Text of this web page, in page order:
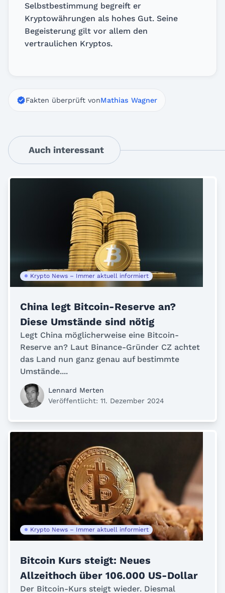
Selbstbestimmung begreift er
Kryptowährungen als hohes Gut. Seine
Begeisterung gilt vor allem den
vertraulichen Kryptos.
Fakten überprüft vonMathias Wagner
Auch interessant
Krypto News – Immer aktuell informiert
China legt Bitcoin-Reserve an?
Diese Umstände sind nötig
Legt China möglicherweise eine Bitcoin-
Reserve an? Laut Binance-Gründer CZ achtet
das Land nun ganz genau auf bestimmte
Umstände....
Lennard Merten
Veröffentlicht: 11. Dezember 2024
Krypto News – Immer aktuell informiert
Bitcoin Kurs steigt: Neues
Allzeithoch über 106.000 US-Dollar
Der Bitcoin-Kurs steigt wieder. Diesmal